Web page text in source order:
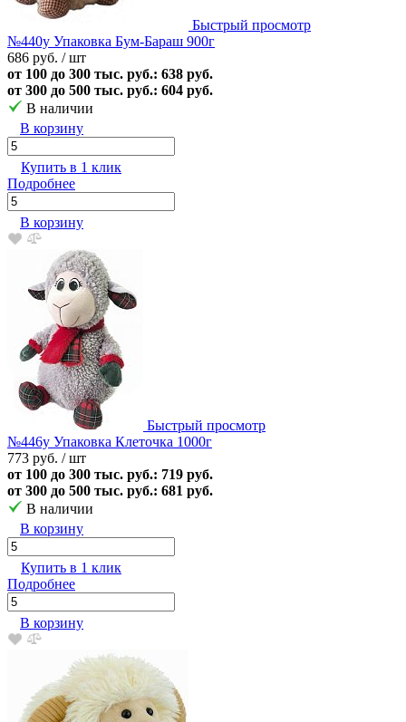
Быстрый просмотр
№440у Упаковка Бум-Бараш 900г
686 руб. / шт
от 100 до 300 тыс. руб.: 638 руб.
от 300 до 500 тыс. руб.: 604 руб.
В наличии
В корзину
Купить в 1 клик
Подробнее
В корзину
Быстрый просмотр
№446у Упаковка Клеточка 1000г
773 руб. / шт
от 100 до 300 тыс. руб.: 719 руб.
от 300 до 500 тыс. руб.: 681 руб.
В наличии
В корзину
Купить в 1 клик
Подробнее
В корзину